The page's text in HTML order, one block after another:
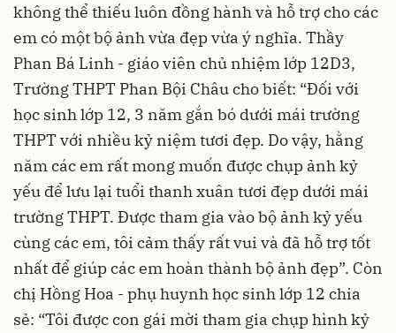
không thể thiếu luôn đồng hành và hỗ trợ cho các
em có một bộ ảnh vừa đẹp vừa ý nghĩa. Thầy
Phan Bá Linh - giáo viên chủ nhiệm lớp 12D3,
Trường THPT Phan Bội Châu cho biết: “Đối với
học sinh lớp 12, 3 năm gắn bó dưới mái trường
THPT với nhiều kỷ niệm tươi đẹp. Do vậy, hằng
năm các em rất mong muốn được chụp ảnh kỷ
yếu để lưu lại tuổi thanh xuân tươi đẹp dưới mái
trường THPT. Được tham gia vào bộ ảnh kỷ yếu
cùng các em, tôi cảm thấy rất vui và đã hỗ trợ tốt
nhất để giúp các em hoàn thành bộ ảnh đẹp”. Còn
chị Hồng Hoa - phụ huynh học sinh lớp 12 chia
sẻ: “Tôi được con gái mời tham gia chụp hình kỷ